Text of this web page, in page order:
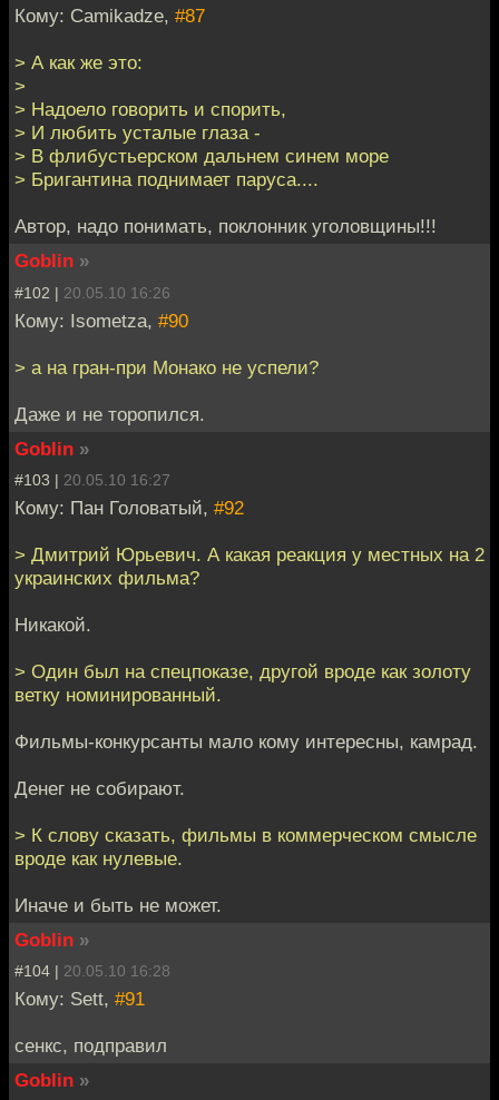
Кому: Camikadze, #87
> А как же это:
>
> Надоело говорить и спорить,
> И любить усталые глаза -
> В флибустьерском дальнем синем море
> Бригантина поднимает паруса....
Автор, надо понимать, поклонник уголовщины!!!
Goblin »
#102 | 20.05.10 16:26
Кому: Isometza, #90
> а на гран-при Монако не успели?
Даже и не торопился.
Goblin »
#103 | 20.05.10 16:27
Кому: Пан Головатый, #92
> Дмитрий Юрьевич. А какая реакция у местных на 2
украинских фильма?
Никакой.
> Один был на спецпоказе, другой вроде как золоту
ветку номинированный.
Фильмы-конкурсанты мало кому интересны, камрад.
Денег не собирают.
> К слову сказать, фильмы в коммерческом смысле
вроде как нулевые.
Иначе и быть не может.
Goblin »
#104 | 20.05.10 16:28
Кому: Sett, #91
сенкс, подправил
Goblin »